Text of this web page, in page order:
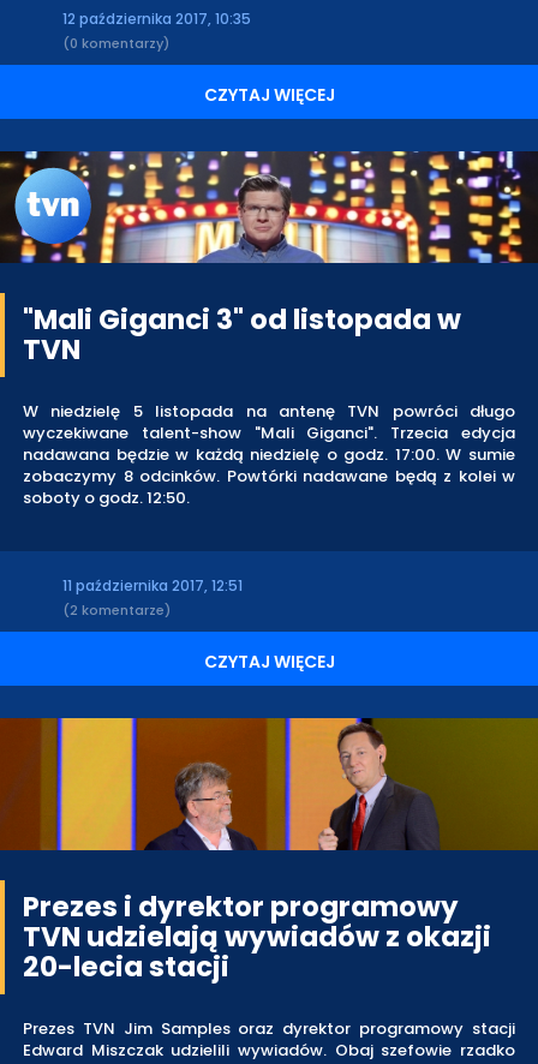
12 października 2017, 10:35
(0 komentarzy)
CZYTAJ WIĘCEJ
"Mali Giganci 3" od listopada w
TVN
W niedzielę 5 listopada na antenę TVN powróci długo
wyczekiwane talent-show "Mali Giganci". Trzecia edycja
nadawana będzie w każdą niedzielę o godz. 17:00. W sumie
zobaczymy 8 odcinków. Powtórki nadawane będą z kolei w
soboty o godz. 12:50.
11 października 2017, 12:51
(2 komentarze)
CZYTAJ WIĘCEJ
Prezes i dyrektor programowy
TVN udzielają wywiadów z okazji
20-lecia stacji
Prezes TVN Jim Samples oraz dyrektor programowy stacji
Edward Miszczak udzielili wywiadów. Obaj szefowie rzadko